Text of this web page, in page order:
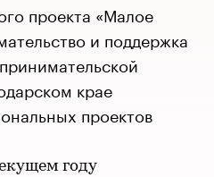
проекта «Малое
и поддержка
крае
проектов
году